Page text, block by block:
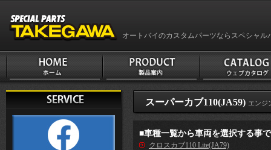
オートバイのカスタムパーツならスペシャル
スーパーカブ110(JA59) エンジ
■車種一覧から車両を選択する事
クロスカブ110 Lite(JA79)